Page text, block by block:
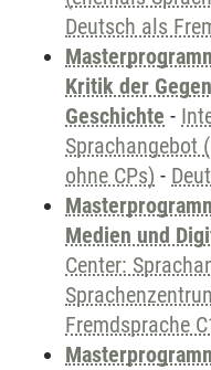
Deutsch als
Kritik der
Geschichte -
Sprachangebot
ohne CPs) -
Medien und
Center:
Fremdsprache